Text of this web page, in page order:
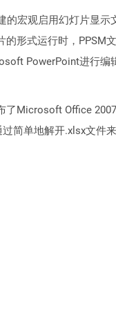
宏观启用幻灯片显示
形式运行时，PPSM
PowerPoint进行编
Microsoft Office
简单地解开.xlsx文件